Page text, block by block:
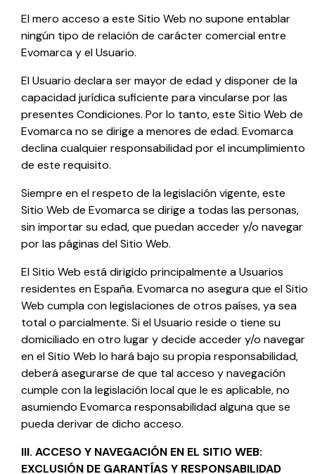
El mero acceso a este Sitio Web no supone entablar
ningún tipo de relación de carácter comercial entre
Evomarcay el Usuario.
El Usuario declara ser mayor de edad y disponer de la
capacidad jurídica suficiente para vincularse por las
presentes Condiciones. Por lo tanto, este Sitio Web de
Evomarcano se dirige a menores de edad. Evomarca
declina cualquier responsabilidad por el incumplimiento
de este requisito.
Siempre en el respeto de la legislación vigente, este
Sitio Web de Evomarcase dirige a todas las personas,
sin importar su edad, que puedan acceder y/o navegar
por las páginas del Sitio Web.
El Sitio Web está dirigido principalmente a Usuarios
residentes enEspaña. Evomarcano asegura que el Sitio
Web cumpla con legislaciones de otros países, ya sea
total o parcialmente. Si el Usuario reside o tiene su
domiciliado en otro lugar y decide acceder y/o navegar
en el Sitio Web lo hará bajo su propia responsabilidad,
deberá asegurarse de que tal acceso y navegación
cumple con la legislación local que le es aplicable, no
asumiendo Evomarcaresponsabilidad alguna que se
pueda derivar de dicho acceso.
III. ACCESO Y NAVEGACIÓN EN EL SITIO WEB:
EXCLUSIÓN DE GARANTÍAS Y RESPONSABILIDAD